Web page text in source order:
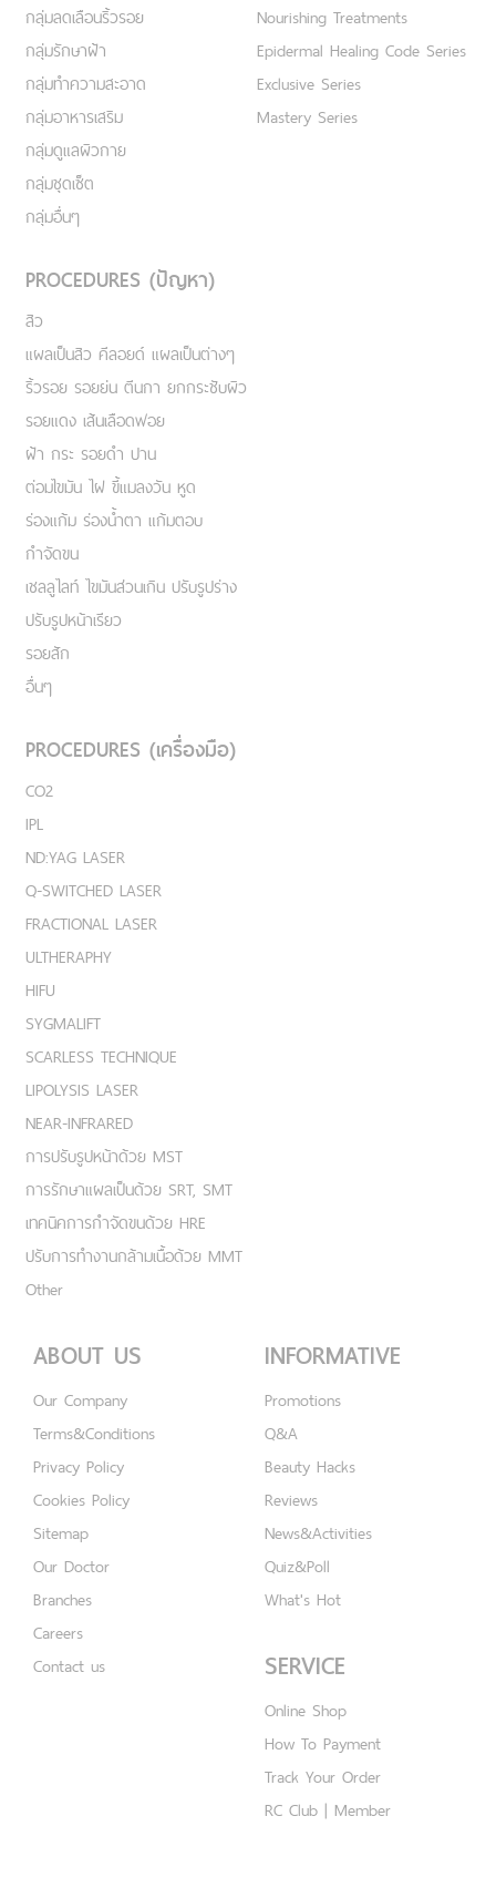
กลุ่มลดเลือนริ้วรอย
กลุ่มรักษาฝ้า
กลุ่มทำความสะอาด
กลุ่มอาหารเสริม
กลุ่มดูแลผิวกาย
กลุ่มชุดเซ็ต
กลุ่มอื่นๆ
Nourishing Treatments
Epidermal Healing Code Series
Exclusive Series
Mastery Series
PROCEDURES (ปัญหา)
สิว
แผลเป็นสิว คีลอยด์ แผลเป็นต่างๆ
ริ้วรอย รอยย่น ตีนกา ยกกระชับผิว
รอยแดง เส้นเลือดฟอย
ฝ้า กระ รอยดำ ปาน
ต่อมไขมัน ไฝ ขี้แมลงวัน หูด
ร่องแก้ม ร่องน้ำตา แก้มตอบ
กำจัดขน
เชลลูไลท์ ไขมันส่วนเกิน ปรับรูปร่าง
ปรับรูปหน้าเรียว
รอยสัก
อื่นๆ
PROCEDURES (เครื่องมือ)
CO2
IPL
ND:YAG LASER
Q-SWITCHED LASER
FRACTIONAL LASER
ULTHERAPHY
HIFU
SYGMALIFT
SCARLESS TECHNIQUE
LIPOLYSIS LASER
NEAR-INFRARED
การปรับรูปหน้าด้วย MST
การรักษาแผลเป็นด้วย SRT, SMT
เทคนิคการกำจัดขนด้วย HRE
ปรับการทำงานกล้ามเนื้อด้วย MMT
Other
ABOUT US
Our Company
Terms&Conditions
Privacy Policy
Cookies Policy
Sitemap
Our Doctor
Branches
Careers
Contact us
INFORMATIVE
Promotions
Q&A
Beauty Hacks
Reviews
News&Activities
Quiz&Poll
What's Hot
SERVICE
Online Shop
How To Payment
Track Your Order
RC Club | Member